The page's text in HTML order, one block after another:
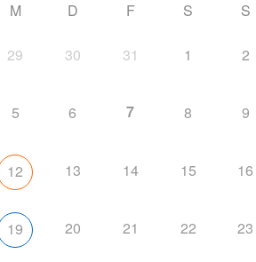
M D F S S
29 30 31 1 2
5 6 7 8 9
12 13 14 15 16
19 20 21 22 23